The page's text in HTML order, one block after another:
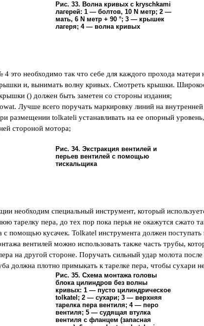
Рис. 33. Волна кривых с kryschkami
лагерей: 1 — болтов, 10 N метр; 2 —
мать, 6 N метр + 90 °; 3 — крышек
лагеря; 4 — волна кривых
необходимо так что себе для каждого прохода матери
и, вынимать волну кривых. Смотреть крышки.
() должен быть заметен со стороны издания;
Лучше всего поручать маркировку линий на
tolkateli устанавливать на ее опорный
стороной мотора;
Рис. 34. Экстракция вентилей и
перьев вентилей с помощью
тискальщика
необходим специальный инструмент, который
тарелку пера, до тех пор пока перья не окажутся сжато
помощью кусачек. Tolkatel инструмента должен поступать
вентилей можно использовать также часть трубы,
на другой стороне. Поручать сильный удар молота
должна плотно примыкать к тарелке пера, чтобы сухари
Рис. 35. Схема монтажа головы
блока цилиндров без волны
кривых: 1 — пусто цилиндрическое
tolkatel; 2 — сухари; 3 — верхняя
тарелка пера вентиля; 4 — перо
вентиля; 5 — судящая втулка
вентиля с фланцем (запасная